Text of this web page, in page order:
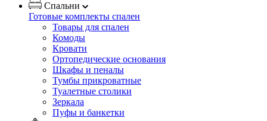
Спальни
Готовые комплекты спален
Товары для спален
Комоды
Кровати
Ортопедические основания
Шкафы и пеналы
Тумбы прикроватные
Туалетные столики
Зеркала
Пуфы и банкетки